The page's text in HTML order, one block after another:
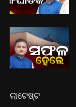
ଲାଟେଷ୍ଟ